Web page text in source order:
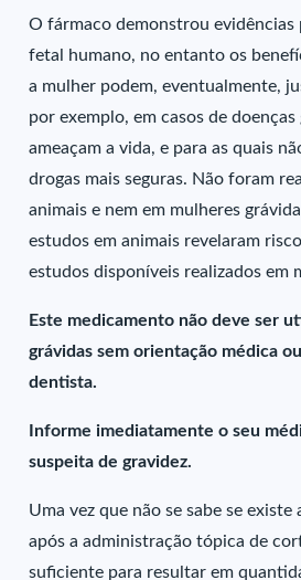
O fármaco demonstrou evidências
fetal humano, no entanto os
a mulher podem, eventualmente,
por exemplo, em casos de doenças
ameaçam a vida, e para as quais
drogas mais seguras. Não foram
animais e nem em mulheres
estudos em animais revelaram
estudos disponíveis realizados em
Este medicamento não deve ser
grávidas sem orientação médica
dentista.
Informe imediatamente o seu
suspeita de gravidez.
Uma vez que não se sabe se existe
após a administração tópica de
suficiente para resultar em